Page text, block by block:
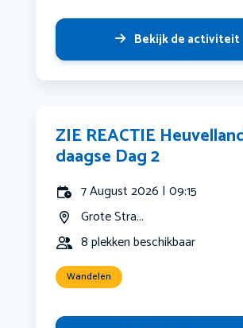
Bekijk de activiteit
ZIE REACTIE
daagse Dag 2
7 August 2026 | 09:15
Grote Stra...
8 plekken beschikbaar
Wandelen